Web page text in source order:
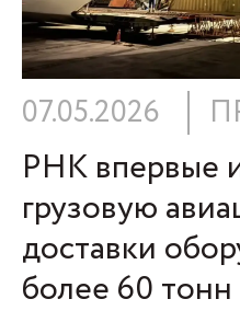
07.05.2026
РНК впервые
грузовую
доставки
более 60 тонн